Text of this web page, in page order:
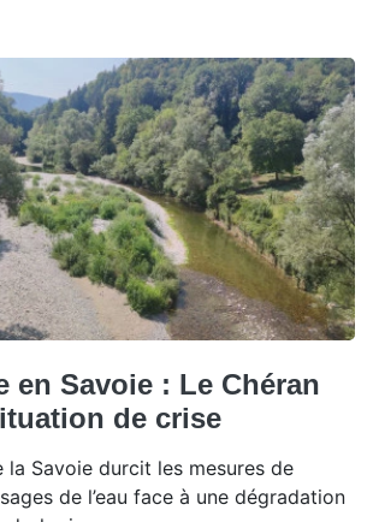
en Savoie : Le Chéran
de crise
la Savoie durcit les mesures de
de l’eau face à une dégradation